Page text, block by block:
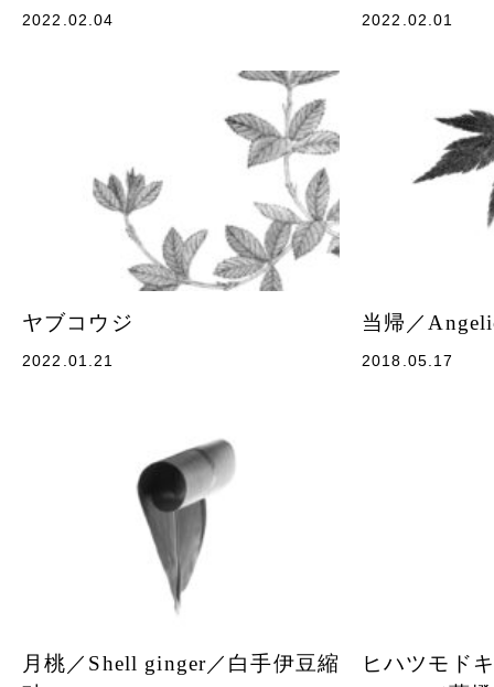
2022.02.04 2022.02.01
ヤブコウジ
2022.01.21
当帰／
2018.05.17
月桃／Shell ginger／白手伊豆縮
ヒハツモド